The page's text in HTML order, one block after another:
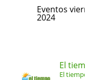
Eventos
2024
El
El